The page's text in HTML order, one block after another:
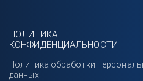
ПОЛИТИКА
КОНФИДЕНЦИАЛЬНОСТИ
Политика обработки
данных